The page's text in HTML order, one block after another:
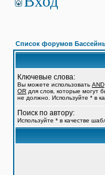
Список форумов
Ключевые слова:
Вы можете использовать AND
OR для слов, которые могут
не должно. Используйте * в
Поиск по автору:
Используйте * в качестве